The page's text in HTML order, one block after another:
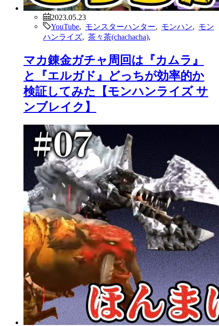
2023.05.23
YouTube
モンスターハンター モンハン
モン
ハンライズ
茶々茶(chachacha)
マカ錬金ガチャ周回は『カムラ』
と『エルガド』どっちが効率的か
検証してみた【モンハンライズ サ
ンブレイク】